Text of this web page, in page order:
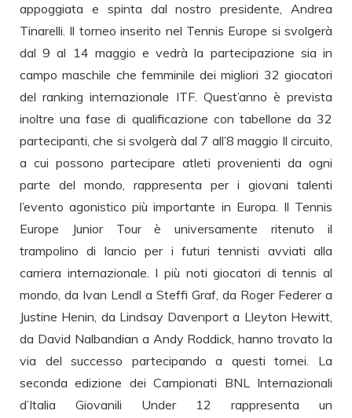
appoggiata e spinta dal nostro presidente, Andrea
Tinarelli. Il torneo inserito nel Tennis Europe si svolgerà
dal 9 al 14 maggio e vedrà la partecipazione sia in
campo maschile che femminile dei migliori 32 giocatori
del ranking internazionale ITF. Quest’anno è prevista
inoltre una fase di qualificazione con tabellone da 32
partecipanti, che si svolgerà dal 7 all’8 maggio Il circuito,
a cui possono partecipare atleti provenienti da ogni
parte del mondo, rappresenta per i giovani talenti
l’evento agonistico più importante in Europa. Il Tennis
Europe Junior Tour è universamente ritenuto il
trampolino di lancio per i futuri tennisti avviati alla
carriera internazionale. I più noti giocatori di tennis al
mondo, da Ivan Lendl a Steffi Graf, da Roger Federer a
Justine Henin, da Lindsay Davenport a Lleyton Hewitt,
da David Nalbandian a Andy Roddick, hanno trovato la
via del successo partecipando a questi tornei. La
seconda edizione dei Campionati BNL Internazionali
d’Italia Giovanili Under 12 rappresenta un